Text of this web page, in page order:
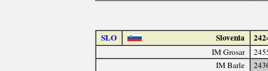
SLO Slovenia
IM Grosar
IM Barle